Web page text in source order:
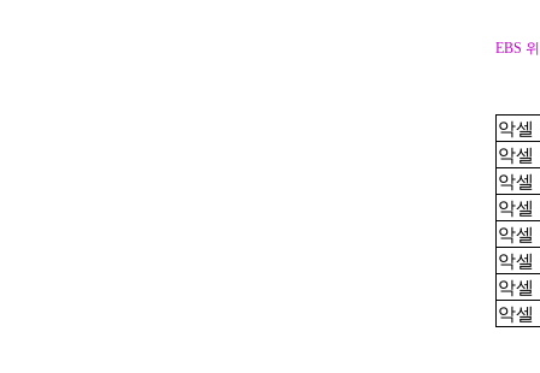
EBS
악
악
악
악
악
악
악
악